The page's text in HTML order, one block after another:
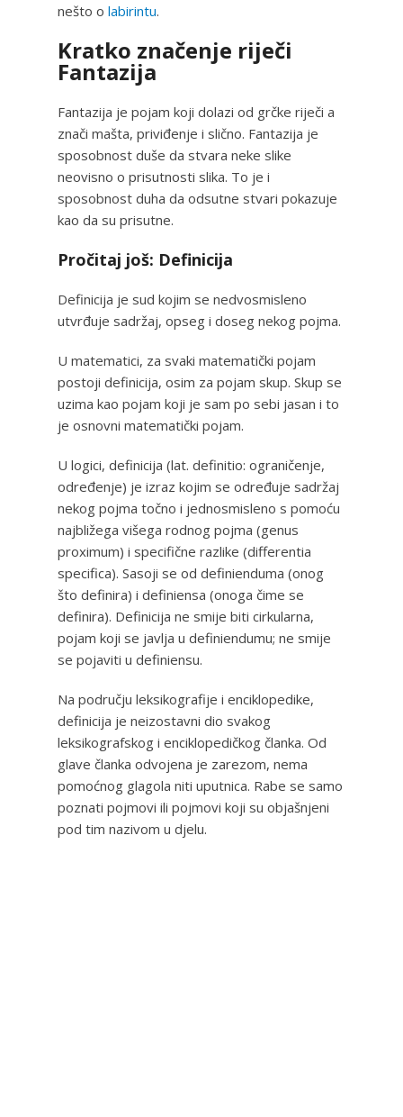
nešto o labirintu.
Kratko značenje riječi
Fantazija
Fantazija je pojam koji dolazi od grčke riječi a
znači mašta, priviđenje i slično. Fantazija je
sposobnost duše da stvara neke slike
neovisno o prisutnosti slika. To je i
sposobnost duha da odsutne stvari pokazuje
kao da su prisutne.
Pročitaj još: Definicija
Definicija je sud kojim se nedvosmisleno
utvrđuje sadržaj, opseg i doseg nekog pojma.
U matematici, za svaki matematički pojam
postoji definicija, osim za pojam skup. Skup se
uzima kao pojam koji je sam po sebi jasan i to
je osnovni matematički pojam.
U logici, definicija (lat. definitio: ograničenje,
određenje) je izraz kojim se određuje sadržaj
nekog pojma točno i jednosmisleno s pomoću
najbližega višega rodnog pojma (genus
proximum) i specifične razlike (differentia
specifica). Sasoji se od definienduma (onog
što definira) i definiensa (onoga čime se
definira). Definicija ne smije biti cirkularna,
pojam koji se javlja u definiendumu; ne smije
se pojaviti u definiensu.
Na području leksikografije i enciklopedike,
definicija je neizostavni dio svakog
leksikografskog i enciklopedičkog članka. Od
glave članka odvojena je zarezom, nema
pomoćnog glagola niti uputnica. Rabe se samo
poznati pojmovi ili pojmovi koji su objašnjeni
pod tim nazivom u djelu.